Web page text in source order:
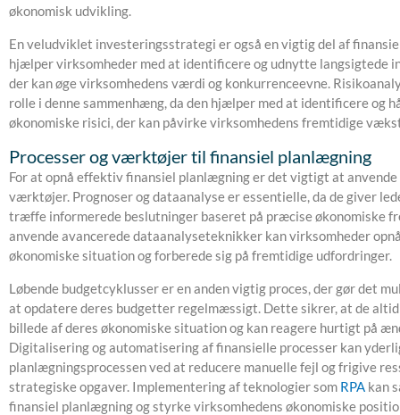
økonomisk udvikling.
En veludviklet investeringsstrategi er også en vigtig del af
hjælper virksomheder med at identificere og udnytte langsigtede
der kan øge virksomhedens værdi og konkurrenceevne.
rolle i denne sammenhæng, da den hjælper med at identificere og
økonomiske risici, der kan påvirke virksomhedens fremtidige
Processer og værktøjer til finansiel planlægning
For at opnå effektiv finansiel planlægning er det vigtigt at
værktøjer. Prognoser og dataanalyse er essentielle, da de giver
træffe informerede beslutninger baseret på præcise økonomiske
anvende avancerede dataanalyseteknikker kan virksomheder
økonomiske situation og forberede sig på fremtidige udfordringer.
Løbende budgetcyklusser er en anden vigtig proces, der gør det
at opdatere deres budgetter regelmæssigt. Dette sikrer, at de
billede af deres økonomiske situation og kan reagere hurtigt på
Digitalisering og automatisering af finansielle processer kan
planlægningsprocessen ved at reducere manuelle fejl og frigive
strategiske opgaver. Implementering af teknologier som RPA kan
finansiel planlægning og styrke virksomhedens økonomiske